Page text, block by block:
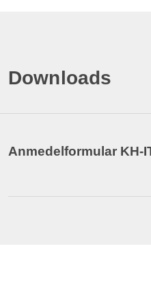
Downloads
Anmedelformular KH-